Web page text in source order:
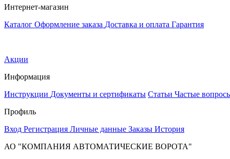
Интернет-магазин
Каталог Оформление заказа Доставка и оплата Гарантия
Акции
Информация
Инструкции Документы и сертификаты Статьи Частые
Профиль
Вход Регистрация Личные данные Заказы История
АО "КОМПАНИЯ АВТОМАТИЧЕСКИЕ ВОРОТА"